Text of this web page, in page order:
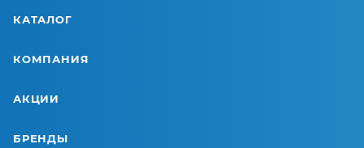
КАТАЛОГ
КОМПАНИЯ
АКЦИИ
БРЕНДЫ